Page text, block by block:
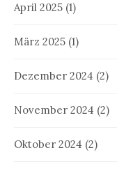
April 2025 (1)
März 2025 (1)
Dezember 2024 (2)
November 2024 (2)
Oktober 2024 (2)